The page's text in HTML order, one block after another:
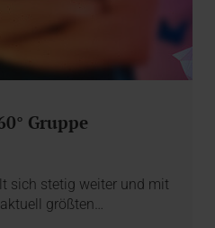
Gruppe
sich stetig weiter und mit
größten…